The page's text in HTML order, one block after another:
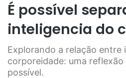
É possível
inteligencia do
Explorando a relação entre
corporeidade: uma
possível.